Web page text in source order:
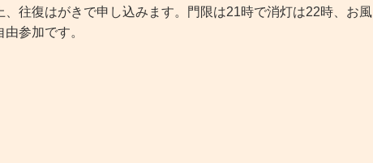
往復はがきで申し込みます。門限は21時で消灯は22時、お風
参加です。